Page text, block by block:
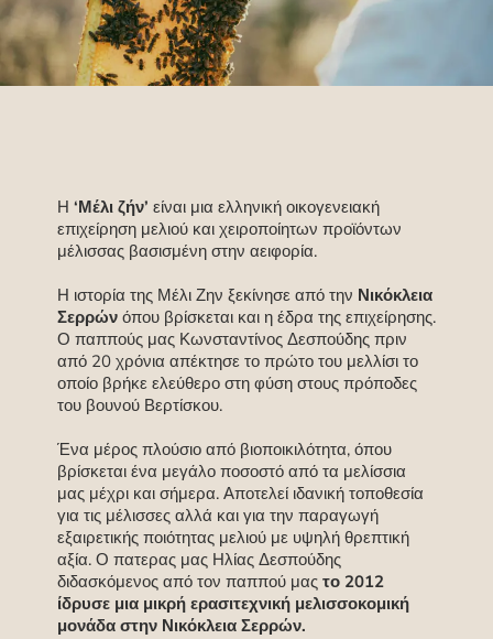
Η ‘Μέλι ζήν’ είναι μια ελληνική οικογενειακή
επιχείρηση μελιού και χειροποίητων προϊόντων
μέλισσας βασισμένη στην αειφορία.
Η ιστορία της Μέλι Ζην ξεκίνησε από την Νικόκλεια
Σερρώνόπου βρίσκεται και η έδρα της επιχείρησης.
Ο παππούς μας Κωνσταντίνος Δεσπούδης πριν
από 20 χρόνια απέκτησε το πρώτο του μελλίσι το
οποίο βρήκε ελεύθερο στη φύση στους πρόποδες
του βουνού Βερτίσκου.
Ένα μέρος πλούσιο από βιοποικιλότητα, όπου
βρίσκεται ένα μεγάλο ποσοστό από τα μελίσσια
μας μέχρι και σήμερα. Αποτελεί ιδανική τοποθεσία
για τις μέλισσες αλλά και για την παραγωγή
εξαιρετικής ποιότητας μελιού με υψηλή θρεπτική
αξία. Ο πατερας μας Ηλίας Δεσπούδης
διδασκόμενος από τον παππού μαςτο 2012
ίδρυσε μια μικρή ερασιτεχνική μελισσοκομική
μονάδα στην Νικόκλεια Σερρών.